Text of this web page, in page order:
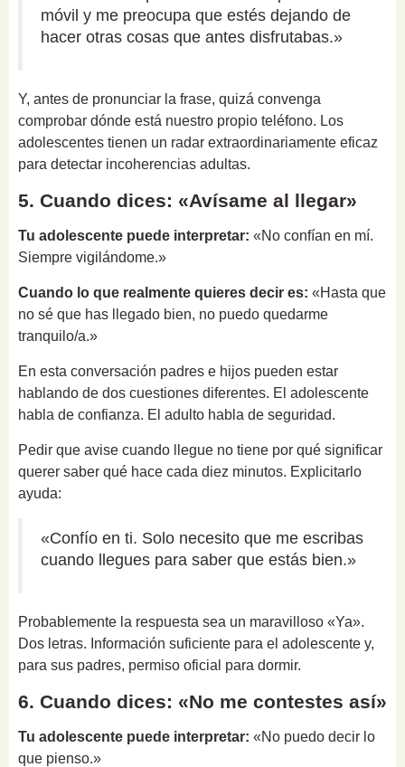
móvil y me preocupa que estés dejando de
hacer otras cosas que antes disfrutabas.»
Y, antes de pronunciar la frase, quizá convenga
comprobar dónde está nuestro propio teléfono. Los
adolescentes tienen un radar extraordinariamente eficaz
para detectar incoherencias adultas.
5. Cuando dices: «Avísame al llegar»
Tu adolescente puede interpretar: «No confían en mí.
Siempre vigilándome.»
Cuando lo que realmente quieres decir es: «Hasta que
no sé que has llegado bien, no puedo quedarme
tranquilo/a.»
En esta conversación padres e hijos pueden estar
hablando de dos cuestiones diferentes. El adolescente
habla de confianza. El adulto habla de seguridad.
Pedir que avise cuando llegue no tiene por qué significar
querer saber qué hace cada diez minutos. Explicitarlo
ayuda:
«Confío en ti. Solo necesito que me escribas
cuando llegues para saber que estás bien.»
Probablemente la respuesta sea un maravilloso «Ya».
Dos letras. Información suficiente para el adolescente y,
para sus padres, permiso oficial para dormir.
6. Cuando dices: «No me contestes así»
Tu adolescente puede interpretar: «No puedo decir lo
que pienso.»